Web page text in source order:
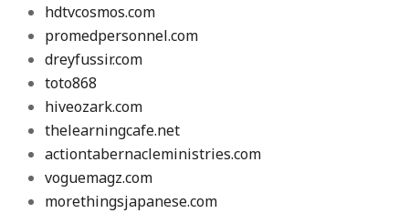
hdtvcosmos.com
promedpersonnel.com
dreyfussir.com
toto868
hiveozark.com
thelearningcafe.net
actiontabernacleministries.com
voguemagz.com
morethingsjapanese.com